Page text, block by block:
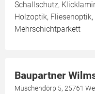
Schallschutz,
Holzoptik,
Mehrschichtparkett
Baupartner
Müschendörp 5, 25761